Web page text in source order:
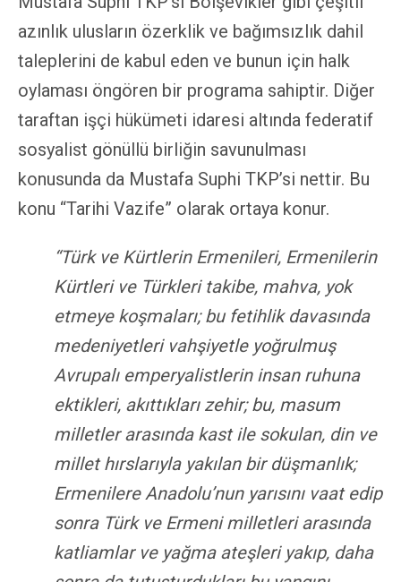
azınlık ulusların özerklik ve bağımsızlık dahil
taleplerini de kabul eden ve bunun için halk
oylaması öngören bir programa sahiptir. Diğer
taraftan işçi hükümeti idaresi altında federatif
sosyalist gönüllü birliğin savunulması
konusunda da Mustafa Suphi TKP’si nettir. Bu
konu “Tarihi Vazife” olarak ortaya konur.
“Türk ve Kürtlerin Ermenileri, Ermenilerin
Kürtleri ve Türkleri takibe, mahva, yok
etmeye koşmaları; bu fetihlik davasında
medeniyetleri vahşiyetle yoğrulmuş
Avrupalı emperyalistlerin insan ruhuna
ektikleri, akıttıkları zehir; bu, masum
milletler arasında kast ile sokulan, din ve
millet hırslarıyla yakılan bir düşmanlık;
Ermenilere Anadolu’nun yarısını vaat edip
sonra Türk ve Ermeni milletleri arasında
katliamlar ve yağma ateşleri yakıp, daha